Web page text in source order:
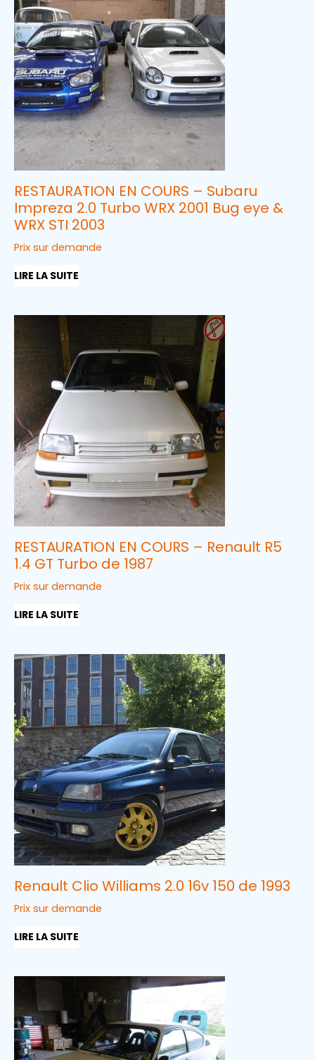
RESTAURATION EN COURS – Subaru
Impreza 2.0 Turbo WRX 2001 Bug eye &
WRX STI 2003
Prix sur demande
LIRE LA SUITE
RESTAURATION EN COURS – Renault R5
1.4 GT Turbo de 1987
Prix sur demande
LIRE LA SUITE
Renault Clio Williams 2.0 16v 150 de 1993
Prix sur demande
LIRE LA SUITE